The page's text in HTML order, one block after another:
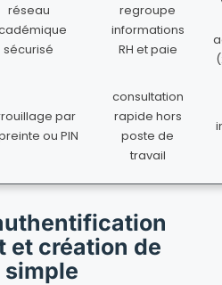
réseau
sécurisé
regroupe
informations
RH et paie
par
ou PIN
consultation
rapide hors
poste de
travail
et création de
simple